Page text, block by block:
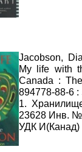
Jacobson,
My life with
Canada :
894778-88-6 :
1.
23628 Инв. №
УДК И(Канад)